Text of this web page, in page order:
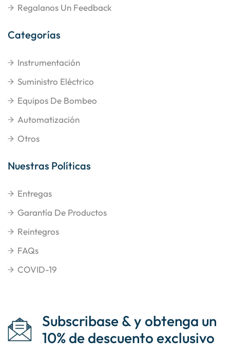
Regalanos Un Feedback
Categorías
Instrumentación
Suministro Eléctrico
Equipos De Bombeo
Automatización
Otros
Nuestras Políticas
Entregas
Garantía De Productos
Reintegros
FAQs
COVID-19
Subscribase & y obtenga un
10% de descuento exclusivo